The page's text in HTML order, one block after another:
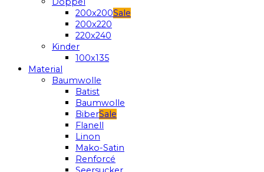
200x200
200x220
220x240
Kinder
100x135
Material
Baumwolle
Batist
Baumwolle
Biber
Flanell
Linon
Mako-Satin
Renforcé